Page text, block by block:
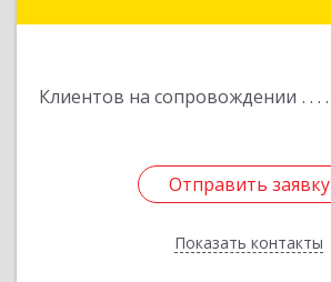
Клиентов на сопровождении
Отправить заявку
Показать контакты
Отправить заявку
Назад